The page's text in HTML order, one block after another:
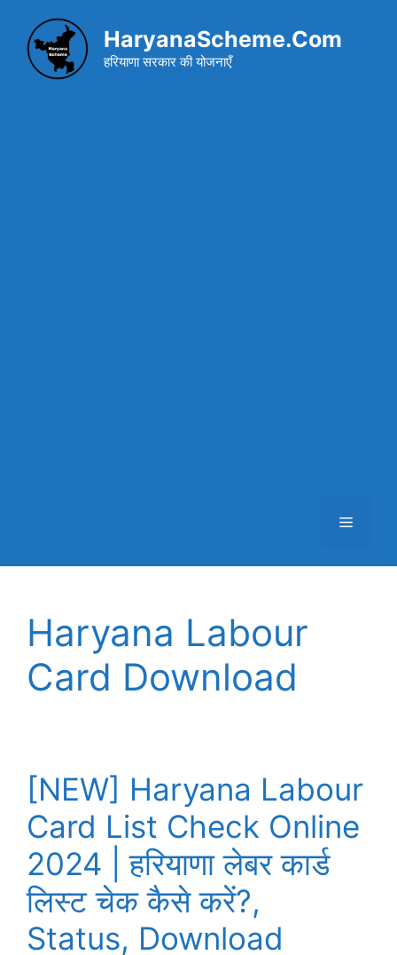
content
HaryanaScheme.Com
हरियाणा सरकार की योजनाएँ
Menu
Haryana Labour
Card Download
[NEW] Haryana Labour
Card List Check Online
2024 | हरियाणा लेबर कार्ड
लिस्ट चेक कैसे करें?,
Status, Download